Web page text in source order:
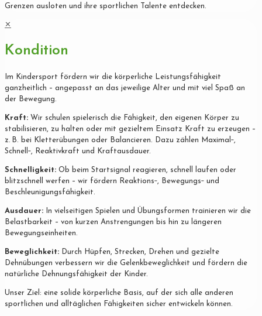
Grenzen ausloten und ihre sportlichen Talente entdecken.
✕
Kondition
Im Kindersport fördern wir die körperliche Leistungsfähigkeit
ganzheitlich – angepasst an das jeweilige Alter und mit viel Spaß an
der Bewegung.
Kraft: Wir schulen spielerisch die Fähigkeit, den eigenen Körper zu
stabilisieren, zu halten oder mit gezieltem Einsatz Kraft zu erzeugen –
z. B. bei Kletterübungen oder Balancieren. Dazu zählen Maximal‐,
Schnell‐, Reaktivkraft und Kraftausdauer.
Schnelligkeit: Ob beim Startsignal reagieren, schnell laufen oder
blitzschnell werfen – wir fördern Reaktions‐, Bewegungs‐ und
Beschleunigungsfähigkeit.
Ausdauer: In vielseitigen Spielen und Übungsformen trainieren wir die
Belastbarkeit – von kurzen Anstrengungen bis hin zu längeren
Bewegungseinheiten.
Beweglichkeit: Durch Hüpfen, Strecken, Drehen und gezielte
Dehnübungen verbessern wir die Gelenkbeweglichkeit und fördern die
natürliche Dehnungsfähigkeit der Kinder.
Unser Ziel: eine solide körperliche Basis, auf der sich alle anderen
sportlichen und alltäglichen Fähigkeiten sicher entwickeln können.